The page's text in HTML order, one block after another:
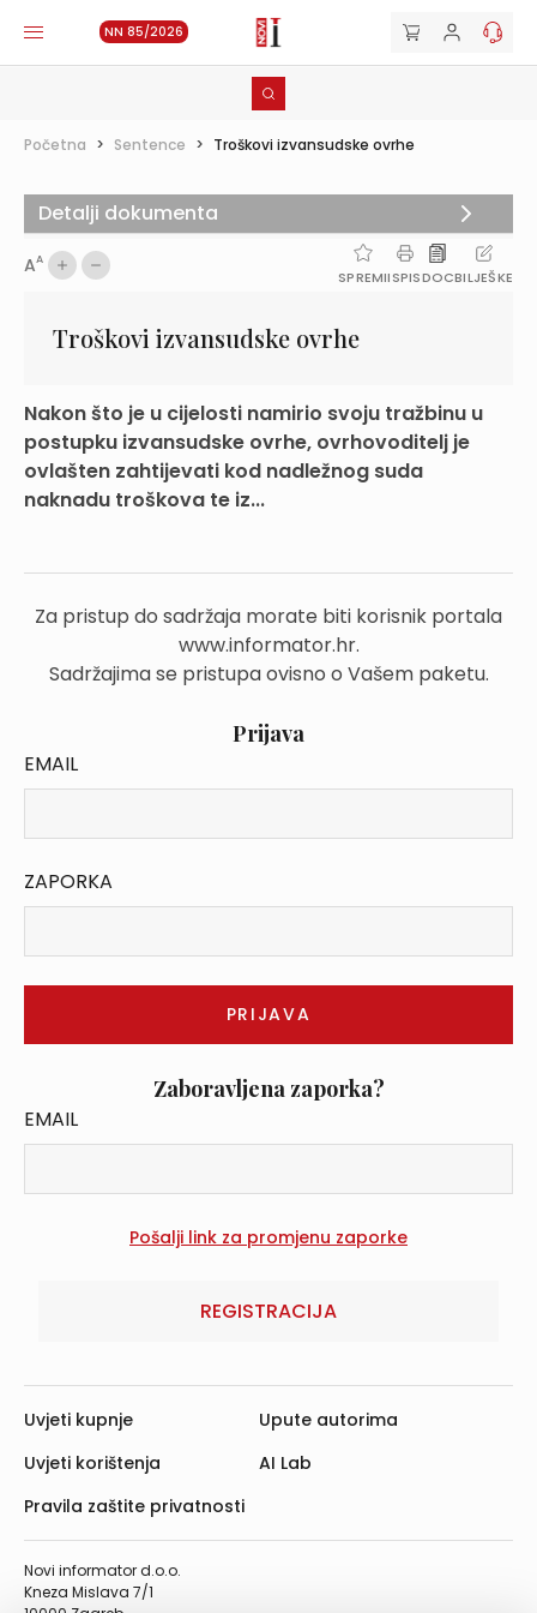
NN 85/2026
Početna > Sentence > Troškovi izvansudske ovrhe
AA
SPREMIISPISDOCBILJEŠKE
Troškovi izvansudske ovrhe
Nakon što je u cijelosti namirio svoju tražbinu u
postupku izvansudske ovrhe, ovrhovoditelj je
ovlašten zahtijevati kod nadležnog suda
naknadu troškova te iz...
Za pristup do sadržaja morate biti korisnik portala
www.informator.hr.
Sadržajima se pristupa ovisno o Vašem paketu.
Prijava
EMAIL
ZAPORKA
Zaboravljena zaporka?
EMAIL
REGISTRACIJA
Detalji dokumenta
Novi informator d.o.o.
Kneza Mislava 7/1
Uvjeti kupnje
Uvjeti korištenja
Pravila zaštite privatnosti
Upute autorima
AI Lab